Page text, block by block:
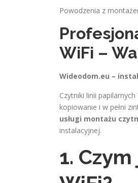
Powodzenia z
WiFi –
Wideodom.eu –
Czytniki linii
kopiowanie i w pełni
usługi montażu
instalacyjnej.
1.